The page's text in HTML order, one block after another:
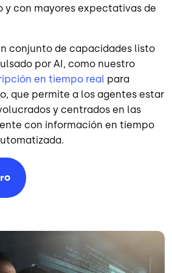
y con mayores expectativas de
conjunto de capacidades listo
por AI, como nuestro
en tiempo real para
que permite a los agentes estar
y centrados en las
con información en tiempo